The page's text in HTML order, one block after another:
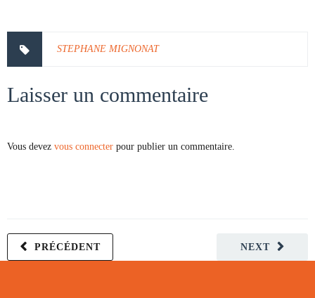
STEPHANE MIGNONAT
Laisser un commentaire
Vous devez vous connecter pour publier un commentaire.
NEXT
PRÉCÉDENT